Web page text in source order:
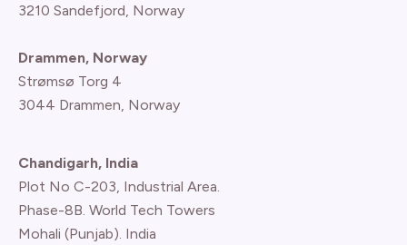
3210 Sandefjord, Norway
Drammen, Norway
Strømsø Torg 4
3044 Drammen, Norway
Chandigarh, India
Plot No C-203, Industrial Area.
Phase-8B. World Tech Towers
Mohali (Punjab). India